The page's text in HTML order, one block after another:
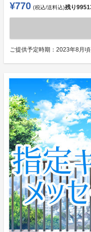
¥770 (税込/送料込)残り
ご提供予定時期： 2023年8月